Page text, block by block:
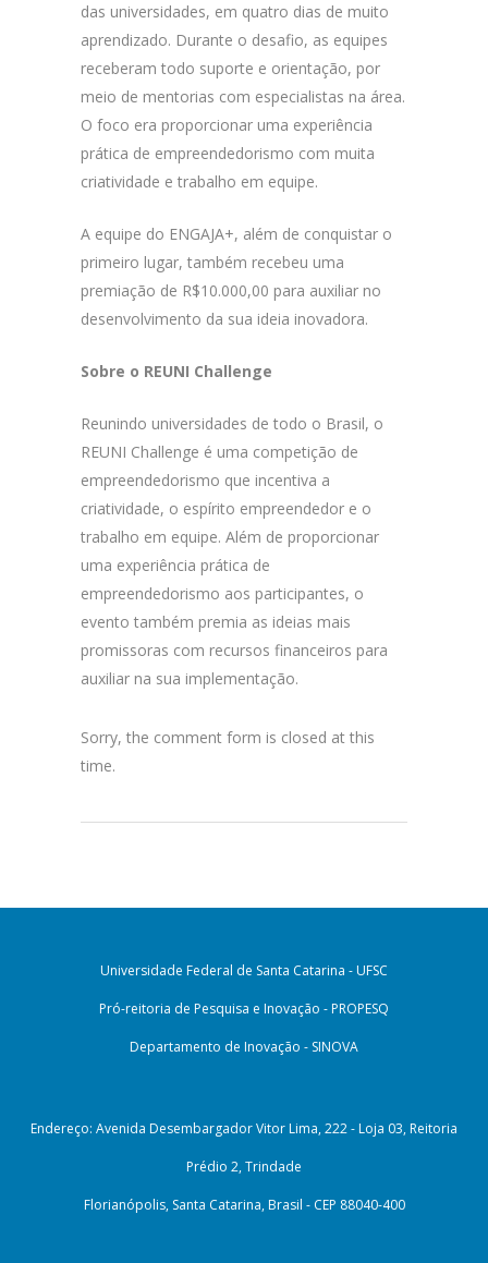
das universidades, em quatro dias de muito
aprendizado. Durante o desafio, as equipes
receberam todo suporte e orientação, por
meio de mentorias com especialistas na área.
O foco era proporcionar uma experiência
prática de empreendedorismo com muita
criatividade e trabalho em equipe.
A equipe do ENGAJA+, além de conquistar o
primeiro lugar, também recebeu uma
premiação de R$10.000,00 para auxiliar no
desenvolvimento da sua ideia inovadora.
Sobre o REUNI Challenge
Reunindo universidades de todo o Brasil, o
REUNI Challenge é uma competição de
empreendedorismo que incentiva a
criatividade, o espírito empreendedor e o
trabalho em equipe. Além de proporcionar
uma experiência prática de
empreendedorismo aos participantes, o
evento também premia as ideias mais
promissoras com recursos financeiros para
auxiliar na sua implementação.
Sorry, the comment form is closed at this
time.
Universidade Federal de Santa Catarina - UFSC
Pró-reitoria de Pesquisa e Inovação - PROPESQ
Departamento de Inovação - SINOVA
Endereço: Avenida Desembargador Vitor Lima, 222 - Loja 03, Reitoria
Prédio 2, Trindade
Florianópolis, Santa Catarina, Brasil - CEP 88040-400